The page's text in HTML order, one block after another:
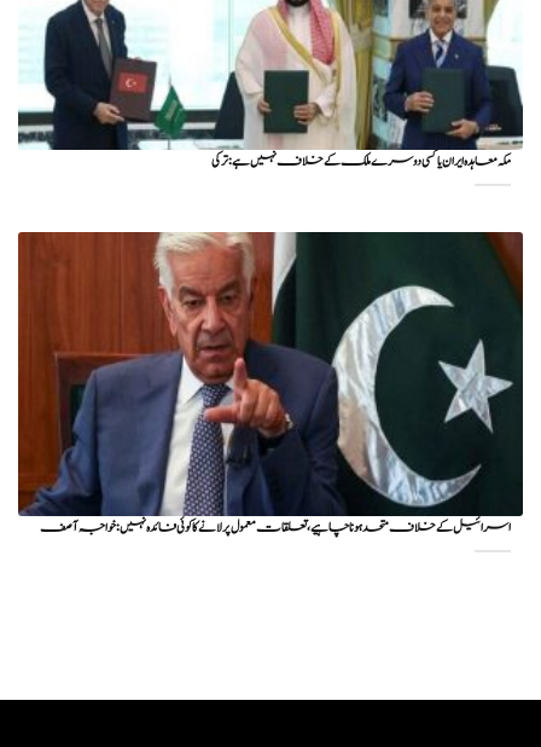
مکہ معاہدہ ایران یا کسی دوسرے ملک کے خلاف نہیں ہے: ترکی
اسرائیل کے خلاف متحد ہونا چاہیے، تعلقات معمول پر لانے کا کوئی فائدہ نہیں: خواجہ آصف